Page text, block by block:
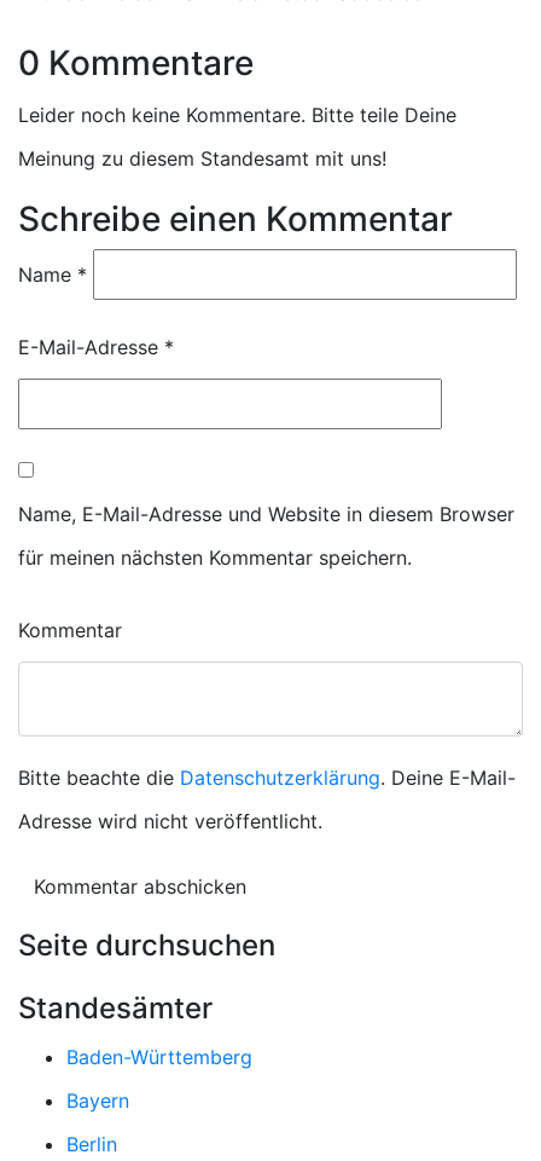
0 Kommentare
Leider noch keine Kommentare. Bitte teile Deine
Meinung zu diesem Standesamt mit uns!
Schreibe einen Kommentar
Name *
E-Mail-Adresse *
Name, E-Mail-Adresse und Website in diesem Browser
für meinen nächsten Kommentar speichern.
Kommentar
Bitte beachte die Datenschutzerklärung. Deine E-Mail-
Adresse wird nicht veröffentlicht.
Seite durchsuchen
Standesämter
Baden-Württemberg
Bayern
Berlin